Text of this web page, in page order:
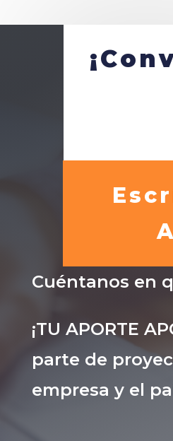
Cuéntanos en
¡TU APORTE
parte de
empresa y el